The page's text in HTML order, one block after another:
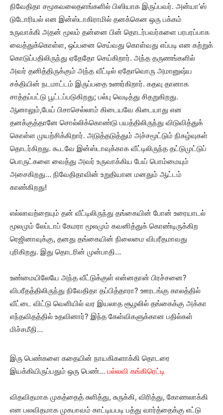
நிவேதிதா சமூகவலைதளங்களில் பிஸியாக இருப்பவர். அன்யா’ஸ்
டுடோரியல் என இன்ஸ்டாகிராமில் தனக்கென ஒரு பக்கம்
உருவாக்கி அதன் மூலம் தன்னை பின் தொடர்பவர்களை பரபரப்பாக
வைத்துக்கொள்ள, ஒப்பனை செய்வது கொள்வது எப்படி என கற்றுக்
கொடுப்பதிலிருந்து ஏதேதோ செய்கிறார். அந்த தருணங்களில்
அவர் தனித்திருக்கும் அந்த வீட்டில் ஏதோவொரு அமானுஷ்ய
சக்தியின் நடமாட்டம் இருப்பதை உணர்கிறார். கதவு தானாக
சாத்தப்பட்டு பூட்டப்படுகிறது; பல்பு வெடித்து சிதறுகிறது.
ஆனாலும்,பேய் பிசாசெல்லாம் கிடையவே கிடையாது என
தனக்குத்தானே சொல்லிக்கொண்டு பயத்திலிருந்து விடுவித்துக்
கொள்ள முயற்சிக்கிறார். அடுத்தடுத்தும் அச்சமூட்டும் நிகழ்வுகள்
தொடர்கிறது. கூடவே இன்ஸ்டாவுக்காக வீட்டிலிருந்த தட்டுமுட்டுப்
பொருட்களை வைத்து அவர் உருவாக்கிய பேய் பொம்மையும்
அசைகிறது… நிவேதிதாவின் உறுதியான மனதும் ஆட்டம்
காண்கிறது!
எல்லாவற்றையும் தன் வீட்டிலிருந்து தங்கையின் போன் உரையாடல்
மூலமும் லேப்டாப் கேமரா மூலமும் கவனித்துக் கொண்டிருக்கிற
ரெஜினாவுக்கு, தனது தங்கையின் நிலைமை விபரீதமாவது
புரிகிறது. இது தொடரின் முன்பாதி…
உண்மையிலேயே அந்த வீட்டுக்குள் என்னதான் பிரச்சனை?
விபரீதத்திலிருந்து நிவேதிதா தப்பித்தாரா? ஊரடங்கு காலத்தில்
வீட்டை விட்டு வெளியில் வர இயலாத சூழலில் தங்கைக்கு அக்கா
எந்தவிதத்தில் உதவினார்? இந்த கேள்விகளுக்கான பதில்கள்
மிச்சமீதி…
இரு பெண்களை கதையின் நாயகிகளாக்கி தொடரை
இயக்கியிருப்பதும் ஒரு பெண்… பல்லவி கங்கிரெட்டி
விதவிதமாக முகத்தைத் சுளித்து, சுருக்கி, விரித்து, கோணலாக்கி
என பலவிதமாக முகபாவம் காட்டியபடி பத்து வார்த்தைக்கு எட்டு